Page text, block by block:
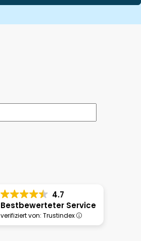
4.7
Bestbewerteter Service
verifiziert von: Trustindex